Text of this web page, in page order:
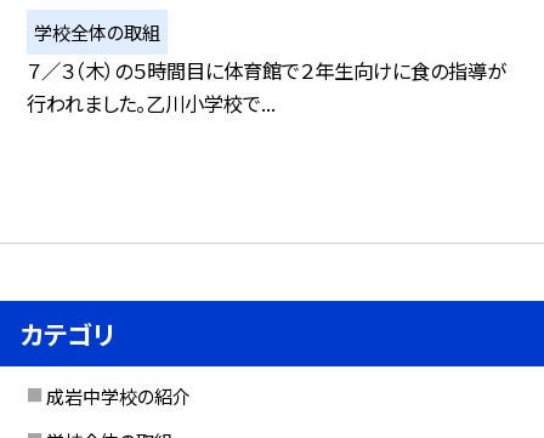
学校全体の取組
７／３（木）の５時間目に体育館で２年生向けに食の指導が
行われました。乙川小学校で...
カテゴリ
成岩中学校の紹介